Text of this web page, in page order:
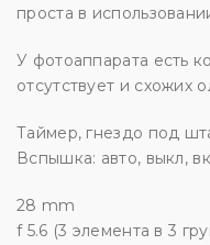
проста в
У фотоаппарата есть
отсутствует и схожих
Таймер, гнездо под
Вспышка: авто, выкл,
28 mm
f 5.6 (3 элемента в 3